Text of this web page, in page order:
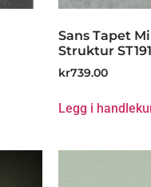
Sans Tapet
Struktur
kr739.00
Legg i